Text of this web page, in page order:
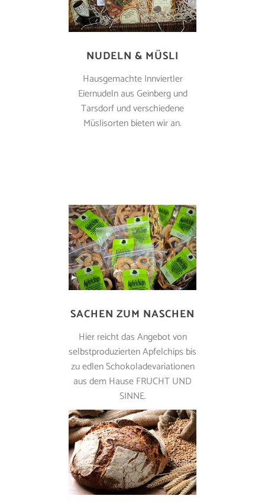
NUDELN & MÜSLI
Hausgemachte Innviertler
Eiernudeln aus Geinberg und
Tarsdorf und verschiedene
Müslisorten bieten wir an.
SACHEN ZUM NASCHEN
Hier reicht das Angebot von
selbstproduzierten Apfelchips bis
zu edlen Schokoladevariationen
aus dem Hause FRUCHT UND
SINNE.